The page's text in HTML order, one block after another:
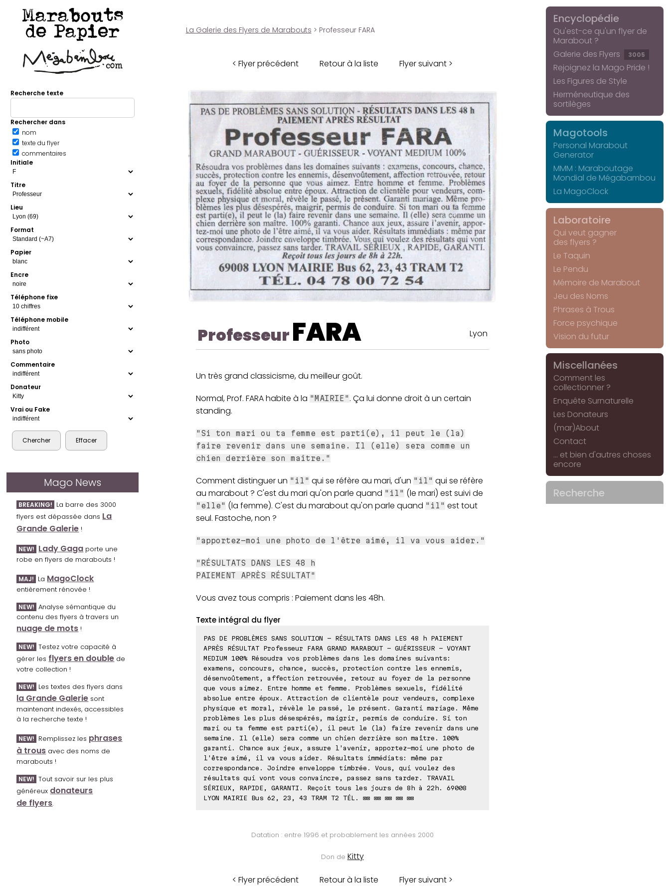
Marabouts
de Papier
Recherche texte
Rechercher dans
nom
texte du flyer
commentaires
Initiale
Titre
Lieu
Format
Papier
Encre
Téléphone fixe
Téléphone mobile
Photo
Commentaire
Donateur
Vrai ou Fake
Mago News
BREAKING! La barre des 3000
flyers est dépassée dans La
Grande Galerie !
NEW! Lady Gaga porte une
robe en flyers de marabouts !
MAJ! La MagoClock
entièrement rénovée !
NEW! Analyse sémantique du
contenu des flyers à travers un
nuage de mots !
NEW! Testez votre capacité à
gérer les flyers en double de
votre collection !
NEW! Les textes des flyers dans
la Grande Galerie sont
maintenant indexés, accessibles
à la recherche texte !
NEW! Remplissez les phrases
à trous avec des noms de
marabouts !
NEW! Tout savoir sur les plus
généreux donateurs
de flyers.
La Galerie des Flyers de Marabouts > Professeur FARA
< Flyer précédent Retour à la liste Flyer suivant >
ProfesseurFARA Lyon
Un très grand classicisme, du meilleur goût.
Normal, Prof. FARA habite à la "MAIRIE" . Ça lui donne droit à un certain
standing.
"Si ton mari ou ta femme est parti(e), il peut le (la)
faire revenir dans une semaine. Il (elle) sera comme un
chien derrière son maître."
Comment distinguer un "il" qui se réfère au mari, d'un "il" qui se réfère
au marabout ? C'est du mari qu'on parle quand "il" (le mari) est suivi de
"elle" (la femme). C'est du marabout qu'on parle quand "il" est tout
seul. Fastoche, non ?
"apportez-moi une photo de l'être aimé, il va vous aider."
"RÉSULTATS DANS LES 48 h
PAIEMENT APRÈS RÉSULTAT"
Vous avez tous compris : Paiement dans les 48h.
Texte intégral du flyer
PAS DE PROBLÈMES SANS SOLUTION - RÉSULTATS DANS LES 48 h PAIEMENT
APRÈS RÉSULTAT Professeur FARA GRAND MARABOUT - GUÉRISSEUR - VOYANT
MEDIUM 100% Résoudra vos problèmes dans les domaines suivants:
examens, concours, chance, succès, protection contre les ennemis,
désenvoûtement, affection retrouvée, retour au foyer de la personne
que vous aimez. Entre homme et femme. Problèmes sexuels, fidélité
absolue entre époux. Attraction de clientèle pour vendeurs, complexe
physique et moral, révèle le passé, le présent. Garanti mariage. Même
problèmes les plus désespérés, maigrir, permis de conduire. Si ton
mari ou ta femme est parti(e), il peut le (la) faire revenir dans une
semaine. Il (elle) sera comme un chien derrière son maître. 100%
garanti. Chance aux jeux, assure l'avenir, apportez-moi une photo de
l'être aimé, il va vous aider. Résultats immédiats: même par
correspondance. Joindre enveloppe timbrée. Vous, qui voulez des
résultats qui vont vous convaincre, passez sans tarder. TRAVAIL
SÉRIEUX, RAPIDE, GARANTI. Reçoit tous les jours de 8h à 22h. 69008
LYON MAIRIE Bus 62, 23, 43 TRAM T2 TÉL. ⊠⊠ ⊠⊠ ⊠⊠ ⊠⊠ ⊠⊠
Datation : entre 1996 et probablement les années 2000
Don de Kitty
< Flyer précédent Retour à la liste Flyer suivant >
Encyclopédie
Qu'est-ce qu'un flyer de
Marabout ?
Galerie des Flyers
3005
Rejoignez la Mago Pride !
Les Figures de Style
Herméneutique des
sortilèges
Magotools
Personal Marabout
Generator
MMM : Maraboutage
Mondial de Mégabambou
La MagoClock
Laboratoire
Qui veut gagner
des flyers ?
Le Taquin
Le Pendu
Mémoire de Marabout
Jeu des Noms
Phrases à Trous
Force psychique
Vision du futur
Miscellanées
Comment les
collectionner ?
Enquête Surnaturelle
Les Donateurs
(mar)About
Contact
... et bien d'autres choses
encore
Recherche